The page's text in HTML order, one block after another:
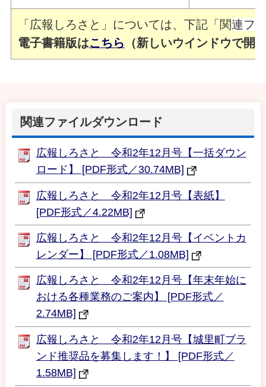
「広報しろさと」については、下記「関連フ
電子書籍版はこちら （新しいウインドウで開
関連ファイルダウンロード
広報しろさと 令和2年12月号【一括ダウン
ロード】 [PDF形式／30.74MB]
広報しろさと 令和2年12月号【表紙】
[PDF形式／4.22MB]
広報しろさと 令和2年12月号【イベントカ
レンダー】 [PDF形式／1.08MB]
広報しろさと 令和2年12月号【年末年始に
おける各種業務のご案内】 [PDF形式／
2.74MB]
広報しろさと 令和2年12月号【城里町ブラ
ンド推奨品を募集します！】 [PDF形式／
1.58MB]